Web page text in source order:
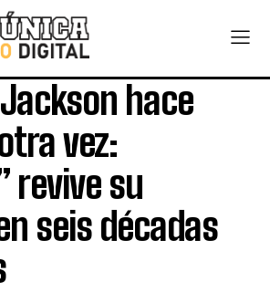
hace
vez:
revive su
seis décadas